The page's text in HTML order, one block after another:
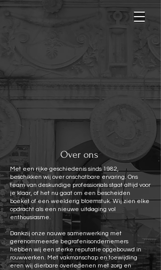
Over ons
Met een rijke geschiedenis sinds 1982,
beschikken wij over onschatbare ervaring. Ons
team van deskundige professionals staat altijd voor
je klaar, of het nu gaat om een bescheiden
boeket of een weelderig bloemstuk. Wij zien elke
opdracht als een nieuwe uitdaging vol
enthousiasme.
Dankzij onze nauwe samenwerking met
gerenommeerde begrafenisondernemers
hebben wij een sterke reputatie opgebouwd in
rouwwerken. Met vakmanschap en toewijding
eren wij dierbare overledenen met zorg en